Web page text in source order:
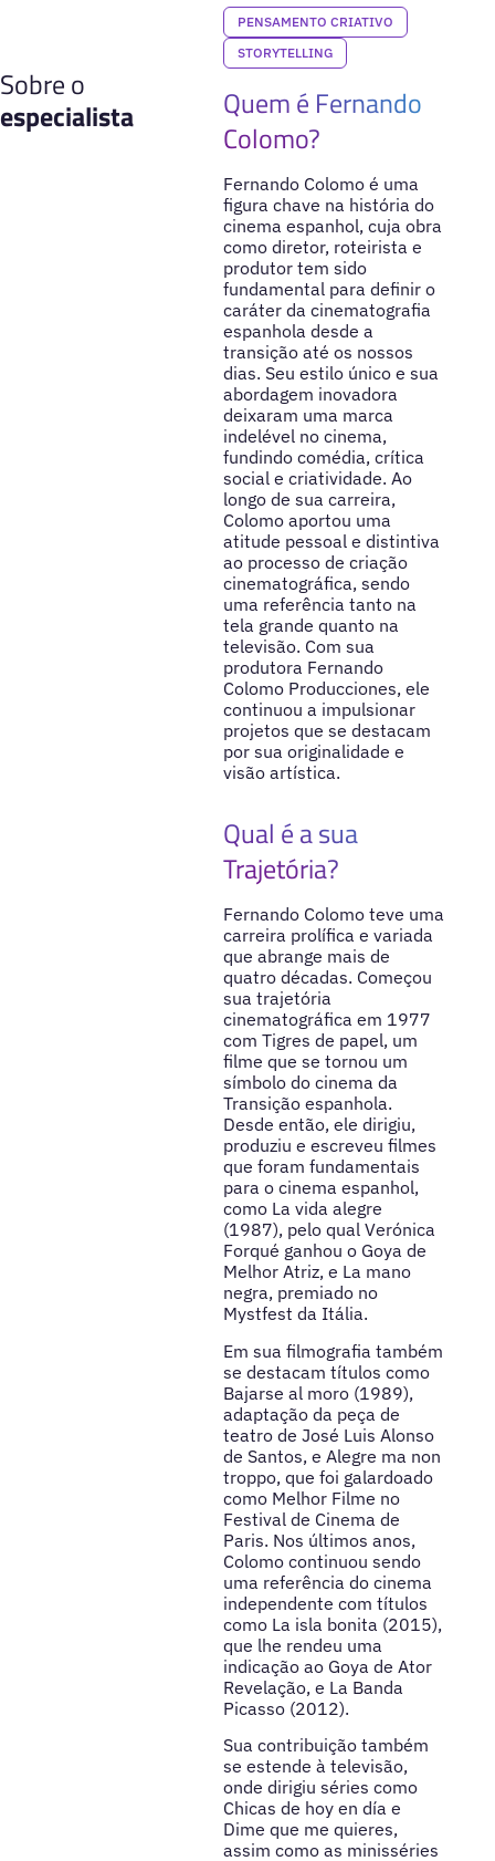
PENSAMENTO CRIATIVO
STORYTELLING
Sobre o
especialista
Quem é Fernando
Colomo?
Fernando Colomo é uma
figura chave na história do
cinema espanhol, cuja obra
como diretor, roteirista e
produtor tem sido
fundamental para definir o
caráter da cinematografia
espanhola desde a
transição até os nossos
dias. Seu estilo único e sua
abordagem inovadora
deixaram uma marca
indelével no cinema,
fundindo comédia, crítica
social e criatividade. Ao
longo de sua carreira,
Colomo aportou uma
atitude pessoal e distintiva
ao processo de criação
cinematográfica, sendo
uma referência tanto na
tela grande quanto na
televisão. Com sua
produtora Fernando
Colomo Producciones, ele
continuou a impulsionar
projetos que se destacam
por sua originalidade e
visão artística.
Qual é a sua
Trajetória?
Fernando Colomo teve uma
carreira prolífica e variada
que abrange mais de
quatro décadas. Começou
sua trajetória
cinematográfica em 1977
com Tigres de papel, um
filme que se tornou um
símbolo do cinema da
Transição espanhola.
Desde então, ele dirigiu,
produziu e escreveu filmes
que foram fundamentais
para o cinema espanhol,
como La vida alegre
(1987), pelo qual Verónica
Forqué ganhou o Goya de
Melhor Atriz, e La mano
negra, premiado no
Mystfest da Itália.
Em sua filmografia também
se destacam títulos como
Bajarse al moro (1989),
adaptação da peça de
teatro de José Luis Alonso
de Santos, e Alegre ma non
troppo, que foi galardoado
como Melhor Filme no
Festival de Cinema de
Paris. Nos últimos anos,
Colomo continuou sendo
uma referência do cinema
independente com títulos
como La isla bonita (2015),
que lhe rendeu uma
indicação ao Goya de Ator
Revelação, e La Banda
Picasso (2012).
Sua contribuição também
se estende à televisão,
onde dirigiu séries como
Chicas de hoy en día e
Dime que me quieres,
assim como as minisséries